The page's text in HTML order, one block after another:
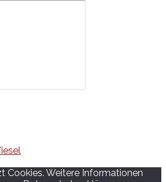
Cookies. Weitere Informationen